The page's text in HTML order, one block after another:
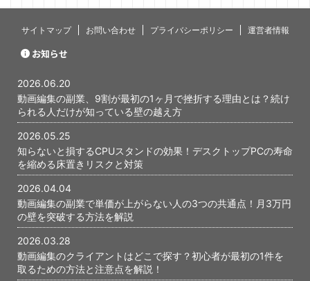
いないんじ
と、あの時
サイトマップ お問い合わせ プライバシーポリシー 運営者情報
お知らせ
2026.06.20
動画編集の副業、9割が最初の1ヶ月で挫折する理由とは？続け
られる人だけが知っている壁の越え方
2026.05.25
知らないと損するCPUスタンドの効果！デスクトップPCの寿命
を縮める床置きリスクと対策
2026.04.04
動画編集の副業で単価が上がらない人の3つの共通点！月3万円
の壁を突破する方法を解説
2026.03.28
動画編集のクライアントはどこで探す？初心者が最初の1件を
取るための方法と注意点を解説！